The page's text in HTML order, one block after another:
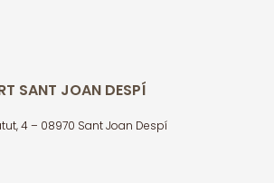
SANT JOAN DESPÍ
4 – 08970 Sant Joan Despí